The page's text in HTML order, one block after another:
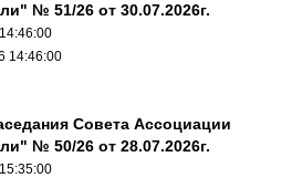
№ 51/26 от 30.07.2026г.
14:46:00
Совета Ассоциации
№ 50/26 от 28.07.2026г.